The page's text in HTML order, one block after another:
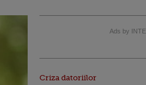
Ads by
Criza datoriilor